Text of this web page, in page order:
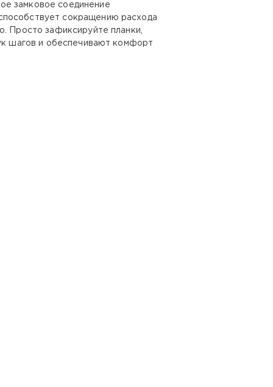
замковое соединение
сокращению расхода
Просто зафиксируйте планки,
шагов и обеспечивают комфорт